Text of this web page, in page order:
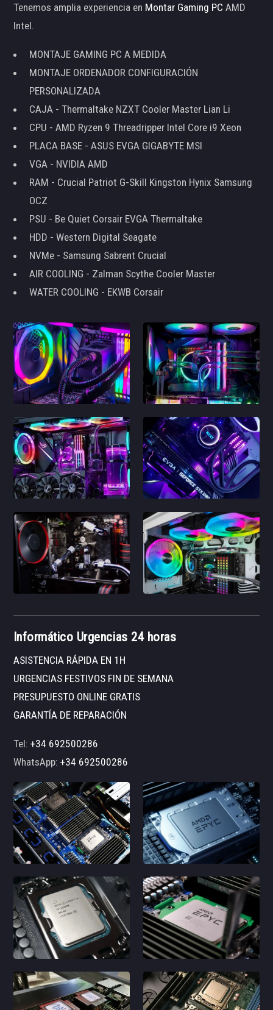
Tenemos amplia experiencia en Montar Gaming PC AMD
Intel.
MONTAJE GAMING PC A MEDIDA
MONTAJE ORDENADOR CONFIGURACIÓN
PERSONALIZADA
CAJA - Thermaltake NZXT Cooler Master Lian Li
CPU - AMD Ryzen 9 Threadripper Intel Core i9 Xeon
PLACA BASE - ASUS EVGA GIGABYTE MSI
VGA - NVIDIA AMD
RAM - Crucial Patriot G-Skill Kingston Hynix Samsung
OCZ
PSU - Be Quiet Corsair EVGA Thermaltake
HDD - Western Digital Seagate
NVMe - Samsung Sabrent Crucial
AIR COOLING - Zalman Scythe Cooler Master
WATER COOLING - EKWB Corsair
Informático Urgencias 24 horas
ASISTENCIA RÁPIDA EN 1H
URGENCIAS FESTIVOS FIN DE SEMANA
PRESUPUESTO ONLINE GRATIS
GARANTÍA DE REPARACIÓN
Tel:+34 692500286
WhatsApp:+34 692500286